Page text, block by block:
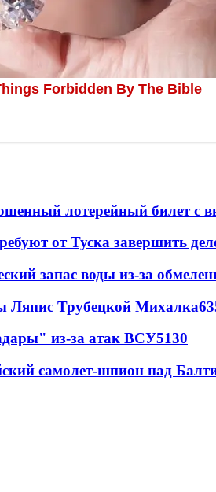
лотерейный билет с
от Туска завершить
запас воды из-за
Ляпис Трубецкой Михалка
из-за атак ВСУ5130
самолет-шпион над